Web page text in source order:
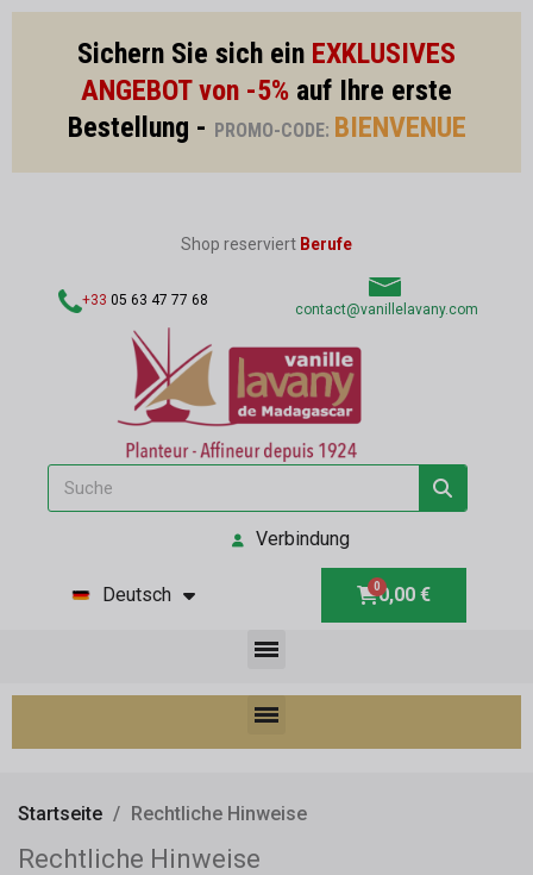
Sichern Sie sich ein EXKLUSIVES
ANGEBOT von -5% auf Ihre erste
Bestellung - PROMO-CODE: BIENVENUE
Shop reserviert Berufe
+33 05 63 47 77 68
contact@vanillelavany.com
Verbindung
Deutsch 0,00 €
Startseite Rechtliche Hinweise
Rechtliche Hinweise